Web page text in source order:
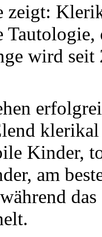
zeigt:
Tautologie,
wird seit
Kinder,
am